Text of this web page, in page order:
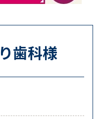
歯科様